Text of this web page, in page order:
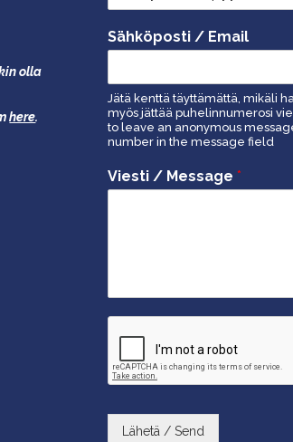
olla
here.
Sähköposti / Email
Jätä kenttä täyttämättä, mikäli
myös jättää puhelinnumerosi
to leave an anonymous
number in the message field
Viesti / Message *
Lähetä / Send